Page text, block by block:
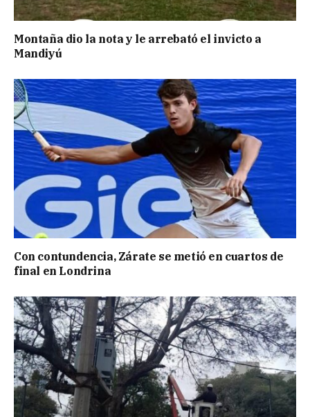
Montaña dio la nota y le arrebató el invicto a
Mandiyú
Con contundencia, Zárate se metió en cuartos de
final en Londrina